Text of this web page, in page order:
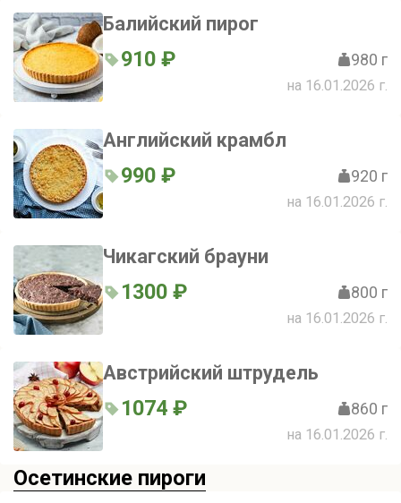
Балийский пирог
910 ₽ 980 г
на 16.01.2026 г.
Английский крамбл
990 ₽ 920 г
на 16.01.2026 г.
Чикагский брауни
1300 ₽ 800 г
на 16.01.2026 г.
Австрийский штрудель
1074 ₽ 860 г
на 16.01.2026 г.
Осетинские пироги